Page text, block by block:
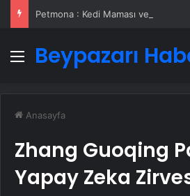
Menü
Beypazarı
Anasayfa
Zhang Guoqing
Yapay Zeka